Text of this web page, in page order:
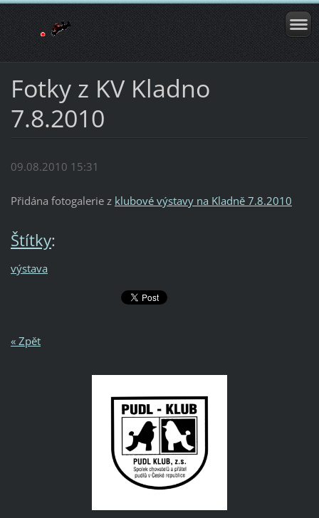
Fotky z KV Kladno
7.8.2010
09.08.2010 15:31
Přidána fotogalerie z klubové výstavy na Kladně 7.8.2010
Štítky:
výstava
« Zpět